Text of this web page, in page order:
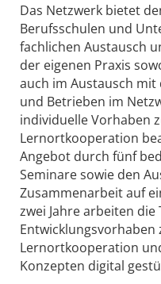
Das Netzwerk bietet
Berufsschulen und
fachlichen Austausch
der eigenen Praxis
auch im Austausch
und Betrieben im
individuelle Vorhaben
Lernortkooperation
Angebot durch fünf
Seminare sowie den
Zusammenarbeit auf
zwei Jahre arbeiten die
Lernortkooperation
Konzepten digital